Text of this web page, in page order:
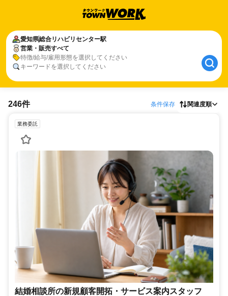
愛知県総合リハビリセンター駅
営業・販売すべて
特徴/給与/雇用形態を選択してください
キーワードを選択してください
246件 条件保存 関連度順
業務委託
結婚相談所の新規顧客開拓・サービス案内スタッフ